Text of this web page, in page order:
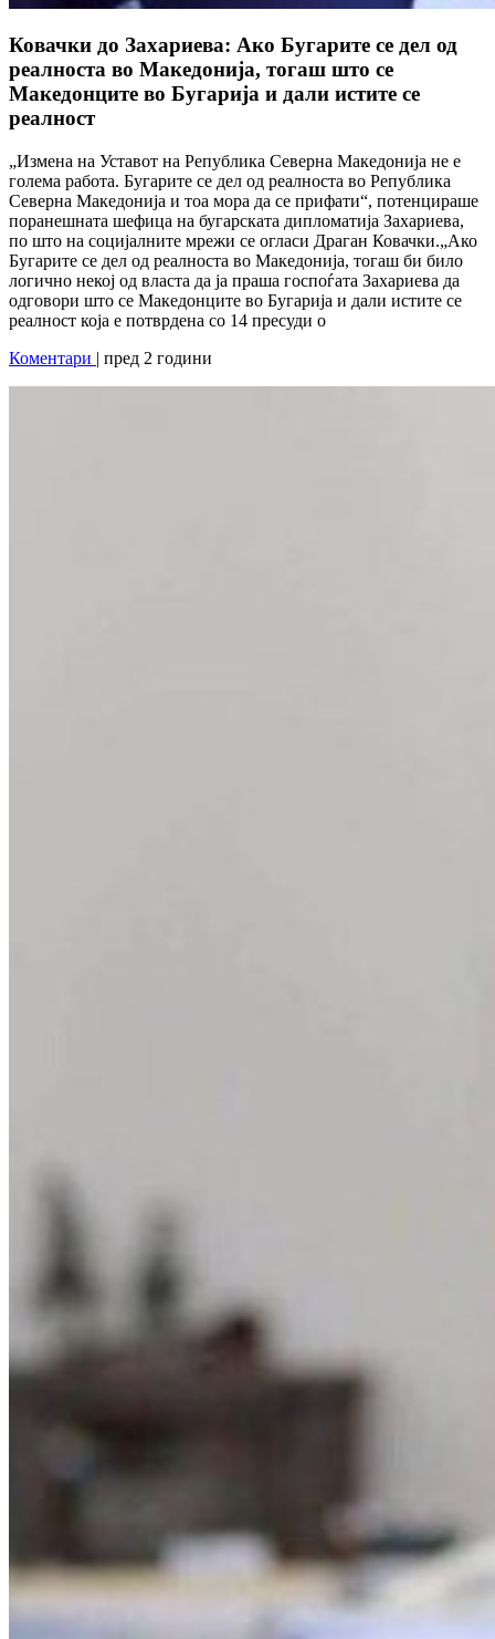
Ковачки до Захариева: Ако Бугарите се дел од
реалноста во Македонија, тогаш што се
Македонците во Бугарија и дали истите се
реалност
„Измена на Уставот на Република Северна Македонија не е
голема работа. Бугарите се дел од реалноста во Република
Северна Македонија и тоа мора да се прифати“, потенцираше
поранешната шефица на бугарската дипломатија Захариева,
по што на социјалните мрежи се огласи Драган Ковачки.„Ако
Бугарите се дел од реалноста во Македонија, тогаш би било
логично некој од власта да ја праша госпоѓата Захариева да
одговори што се Македонците во Бугарија и дали истите се
реалност која е потврдена со 14 пресуди о
Коментари | пред 2 години